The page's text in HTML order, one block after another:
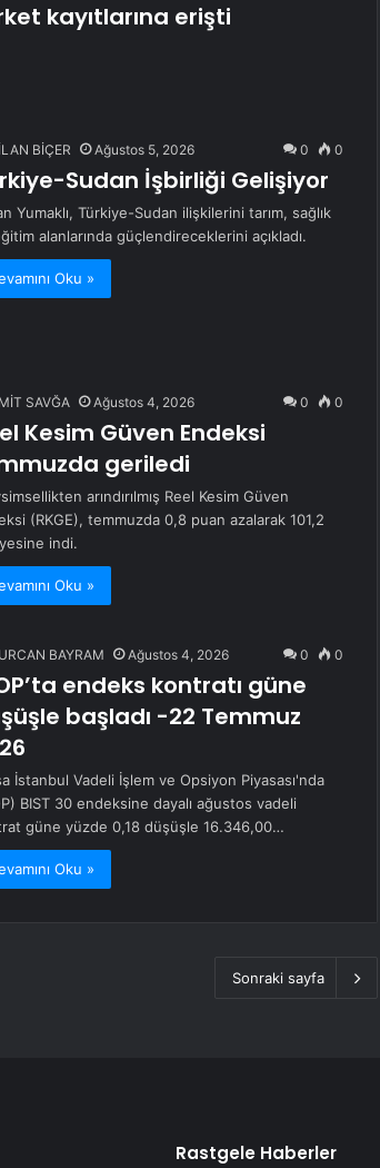
kayıtlarına erişti
BİÇER Ağustos 5, 2026 0 0
Sudan İşbirliği Gelişiyor
Yumaklı, Türkiye-Sudan ilişkilerini tarım, sağlık
alanlarında güçlendireceklerini açıkladı.
Oku »
SAVĞA Ağustos 4, 2026 0 0
Kesim Güven Endeksi
geriledi
arındırılmış Reel Kesim Güven
(RKGE), temmuzda 0,8 puan azalarak 101,2
indi.
Oku »
BAYRAM Ağustos 4, 2026 0 0
endeks kontratı güne
başladı -22 Temmuz
İstanbul Vadeli İşlem ve Opsiyon Piyasası'nda
BIST 30 endeksine dayalı ağustos vadeli
güne yüzde 0,18 düşüşle 16.346,00…
Oku »
Sonraki sayfa
Rastgele Haberler